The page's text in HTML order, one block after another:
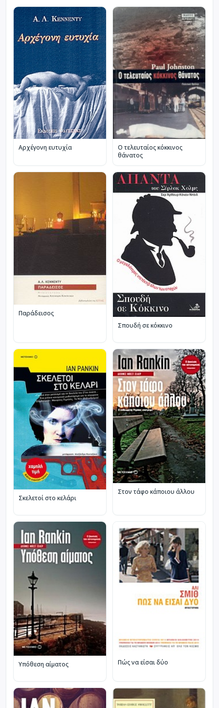
Αρχέγονη ευτυχία
Ο τελευταίος κόκκινος
θάνατος
Παράδεισος
Σπουδή σε κόκκινο
Σκελετοί στο κελάρι
Στον τάφο κάποιου άλλου
Υπόθεση αίματος Πώς να είσαι δύο